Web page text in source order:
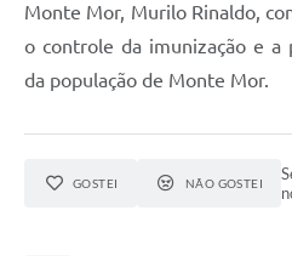
Monte Mor, Murilo Rinaldo,
o controle da imunização e a
da população de Monte Mor.
GOSTEI NÃO GOSTEI